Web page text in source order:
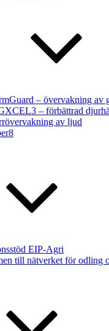
– övervakning av
– förbättrad
av ljud
EIP-Agri
till nätverket för odling